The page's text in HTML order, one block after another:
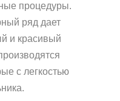
процедуры.
ряд дает
и красивый
с легкостью